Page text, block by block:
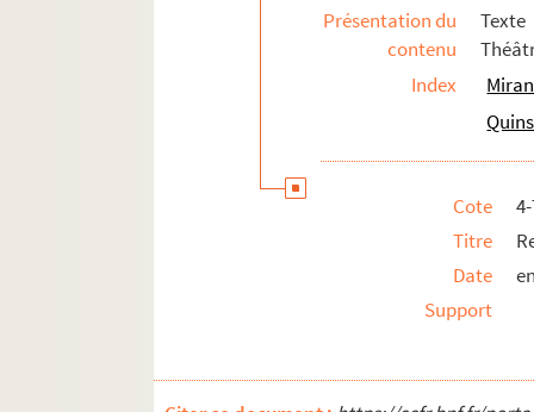
Goha le simple. 1939
Gosse de riche : comédie musicale
La grande duchesse et le garçon
Les grands garçons : comédie en 1
La griffe : pièce en 4 actes. 1906
Le grillon : comédie en 3 actes. 1904
Guillaume le confident : comédie en
Présentation du
contenu
Index
Cote
Titre
Date
Support